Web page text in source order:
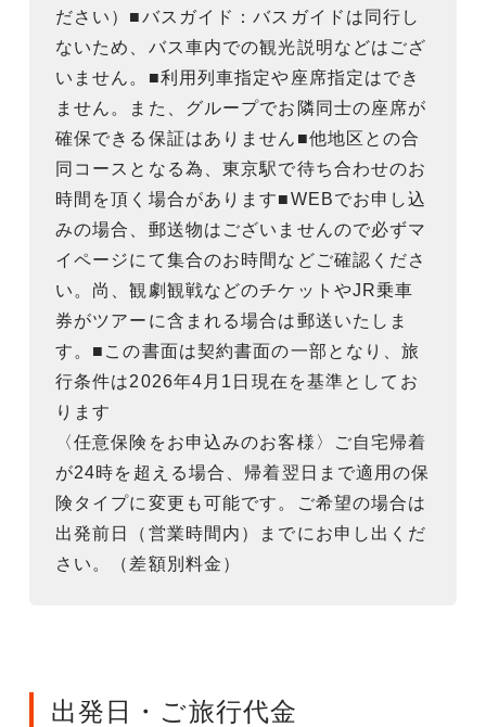
ださい）■バスガイド：バスガイドは同行し
ないため、バス車内での観光説明などはござ
いません。■利用列車指定や座席指定はでき
ません。また、グループでお隣同士の座席が
確保できる保証はありません■他地区との合
同コースとなる為、東京駅で待ち合わせのお
時間を頂く場合があります■WEBでお申し込
みの場合、郵送物はございませんので必ずマ
イページにて集合のお時間などご確認くださ
い。尚、観劇観戦などのチケットやJR乗車
券がツアーに含まれる場合は郵送いたしま
す。■この書面は契約書面の一部となり、旅
行条件は2026年4月1日現在を基準としてお
ります
〈任意保険をお申込みのお客様〉ご自宅帰着
が24時を超える場合、帰着翌日まで適用の保
険タイプに変更も可能です。ご希望の場合は
出発前日（営業時間内）までにお申し出くだ
さい。（差額別料金）
出発日・ご旅行代金